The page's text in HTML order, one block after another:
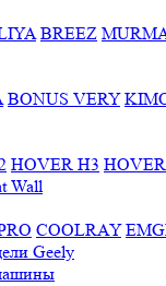
BREEZ
BONUS VERY
HOVER H3
Wall
COOLRAY
Geely